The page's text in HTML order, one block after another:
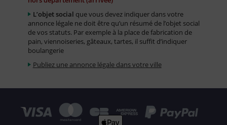
L’objet social que vous devez indiquer dans votre
annonce légale ne doit être qu’un résumé de l’objet social
de vos statuts. Par exemple à la place de fabrication de
pain, viennoiseries, gâteaux, tartes, il suffit d’indiquer
boulangerie
Publiez une annonce légale dans votre ville